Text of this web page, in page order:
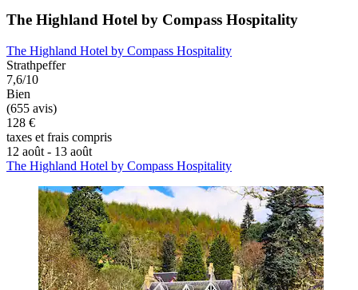
The Highland Hotel by Compass Hospitality
The Highland Hotel by Compass Hospitality
Strathpeffer
7,6/10
Bien
(655 avis)
128 €
taxes et frais compris
12 août - 13 août
The Highland Hotel by Compass Hospitality